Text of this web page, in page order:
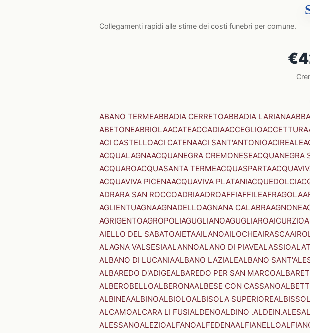
Collegamenti rapidi alle stime dei costi funebri per comune.
ABANO TERMEABBADIA CERRETOABBADIA LARIANA
ABETONEABRIOLAACATEACCADIAACCEGLIOACCETTURA
ACI CASTELLOACI CATENAACI SANT'ANTONIOACIREALE
ACQUALAGNAACQUANEGRA CREMONESEACQUANEGRA
ACQUAROACQUASANTA TERMEACQUASPARTA
ACQUAVIVA PICENAACQUAVIVA PLATANIACQUEDOLCI
ADRARA SAN ROCCOADRIAADROAFFIAFFILEAFRAGOLA
AGLIENTUAGNAAGNADELLOAGNANA CALABRAAGNONE
AGRIGENTOAGROPOLIAGUGLIANOAGUGLIAROAICURZIO
AIELLO DEL SABATOAIETAAILANOAILOCHEAIRASCA
ALAGNA VALSESIAALANNOALANO DI PIAVEALASSIO
ALBANO DI LUCANIAALBANO LAZIALEALBANO
ALBAREDO D'ADIGEALBAREDO PER SAN MARCO
ALBEROBELLOALBERONAALBESE CON CASSANO
ALBINEAALBINOALBIOLOALBISOLA SUPERIORE
ALCAMOALCARA LI FUSIALDENOALDINO .ALDEIN.ALES
ALESSANOALEZIOALFANOALFEDENAALFIANELLO